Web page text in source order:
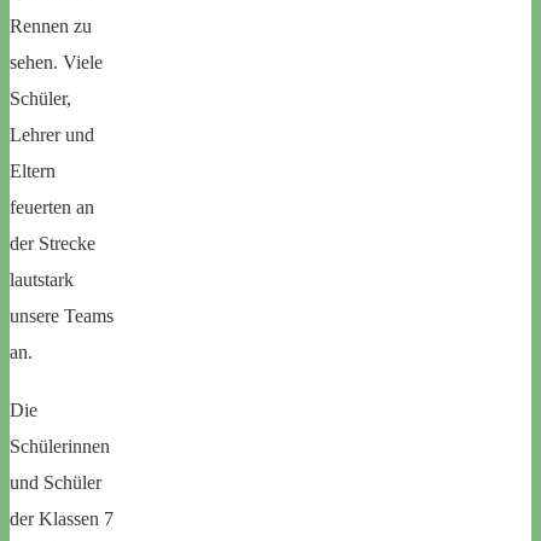
Rennen zu
sehen. Viele
Schüler,
Lehrer und
Eltern
feuerten an
der Strecke
lautstark
unsere Teams
an.
Die
Schülerinnen
und Schüler
der Klassen 7